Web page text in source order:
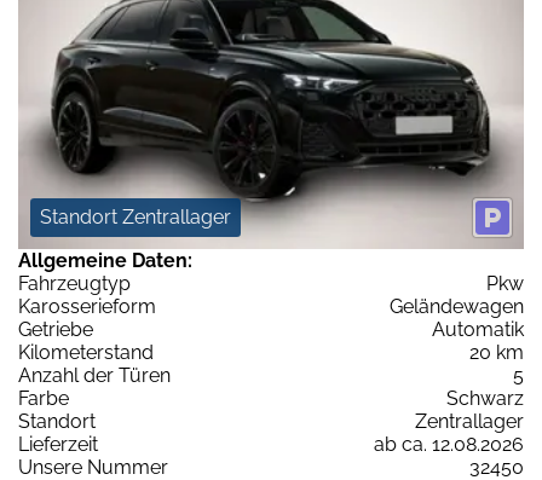
Standort Zentrallager
Allgemeine Daten:
Fahrzeugtyp
Pkw
Karosserieform
Geländewagen
Getriebe
Automatik
Kilometerstand
20 km
Anzahl der Türen
5
Farbe
Schwarz
Standort
Zentrallager
Lieferzeit
ab ca. 12.08.2026
Unsere Nummer
32450